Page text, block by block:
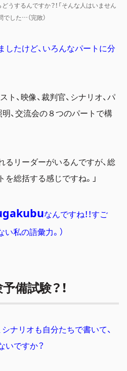
うするんですか？！「そんな人はいません
でした…（完敗）
たけど、いろんなパートに分
ト、映像、裁判官、シナリオ、パ
明、交流会の８つのパートで構
リーダーがいるんですが、総
総括する感じですね。」
なんですね！！すご
い私の語彙力。）
備試験？！
ナリオも自分たちで書いて、
いですか？